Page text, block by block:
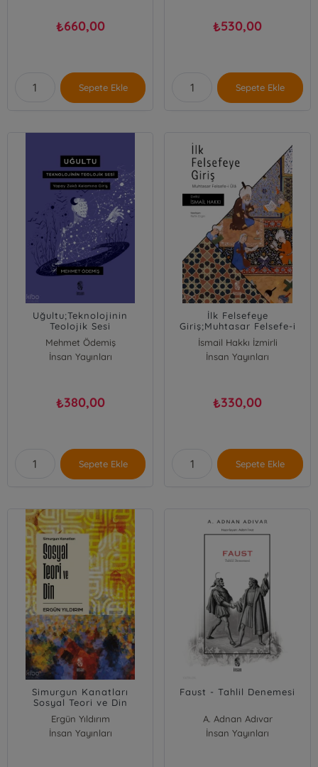
₺660,00
Sepete Ekle
₺530,00
Sepete Ekle
Uğultu;Teknolojinin
Teolojik Sesi
Mehmet Ödemiş
İnsan Yayınları
₺380,00
Sepete Ekle
İlk Felsefeye
Giriş;Muhtasar Felsefe-i
Ûlâ
İsmail Hakkı İzmirli
İnsan Yayınları
₺330,00
Sepete Ekle
Simurgun Kanatları
Sosyal Teori ve Din
Ergün Yıldırım
İnsan Yayınları
Faust - Tahlil Denemesi
A. Adnan Adıvar
İnsan Yayınları